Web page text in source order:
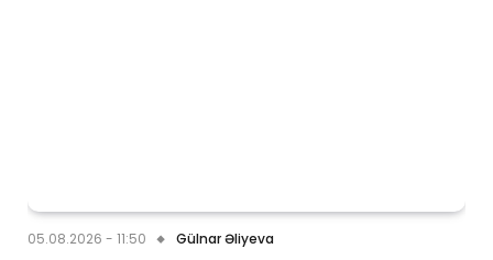
05.08.2026 - 11:50 Gülnar Əliyeva